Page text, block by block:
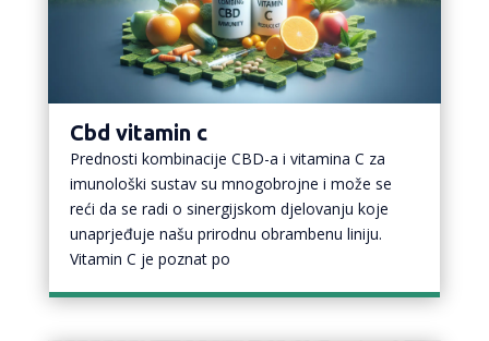
Cbd vitamin c
Prednosti kombinacije CBD-a i vitamina C za
imunološki sustav su mnogobrojne i može se
reći da se radi o sinergijskom djelovanju koje
unaprjeđuje našu prirodnu obrambenu liniju.
Vitamin C je poznat po